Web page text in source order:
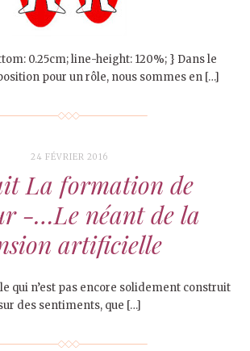
0.25cm; line-height: 120%; } Dans le
pour un rôle, nous sommes en […]
24 FÉVRIER 2016
La formation de
-…Le néant de la
artificielle
n’est pas encore solidement construit
des sentiments, que […]